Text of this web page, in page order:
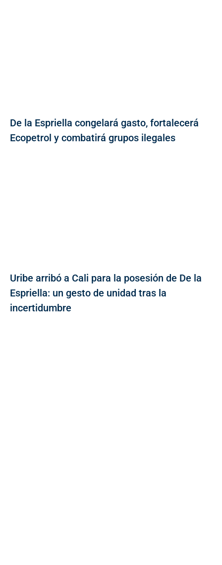
De la Espriella congelará gasto, fortalecerá
Ecopetrol y combatirá grupos ilegales
Uribe arribó a Cali para la posesión de De la
Espriella: un gesto de unidad tras la
incertidumbre